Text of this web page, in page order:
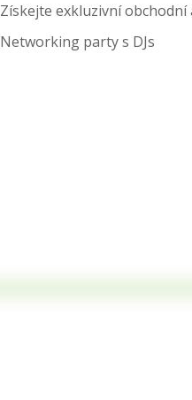
Získejte exkluzivní
Networking party s DJs